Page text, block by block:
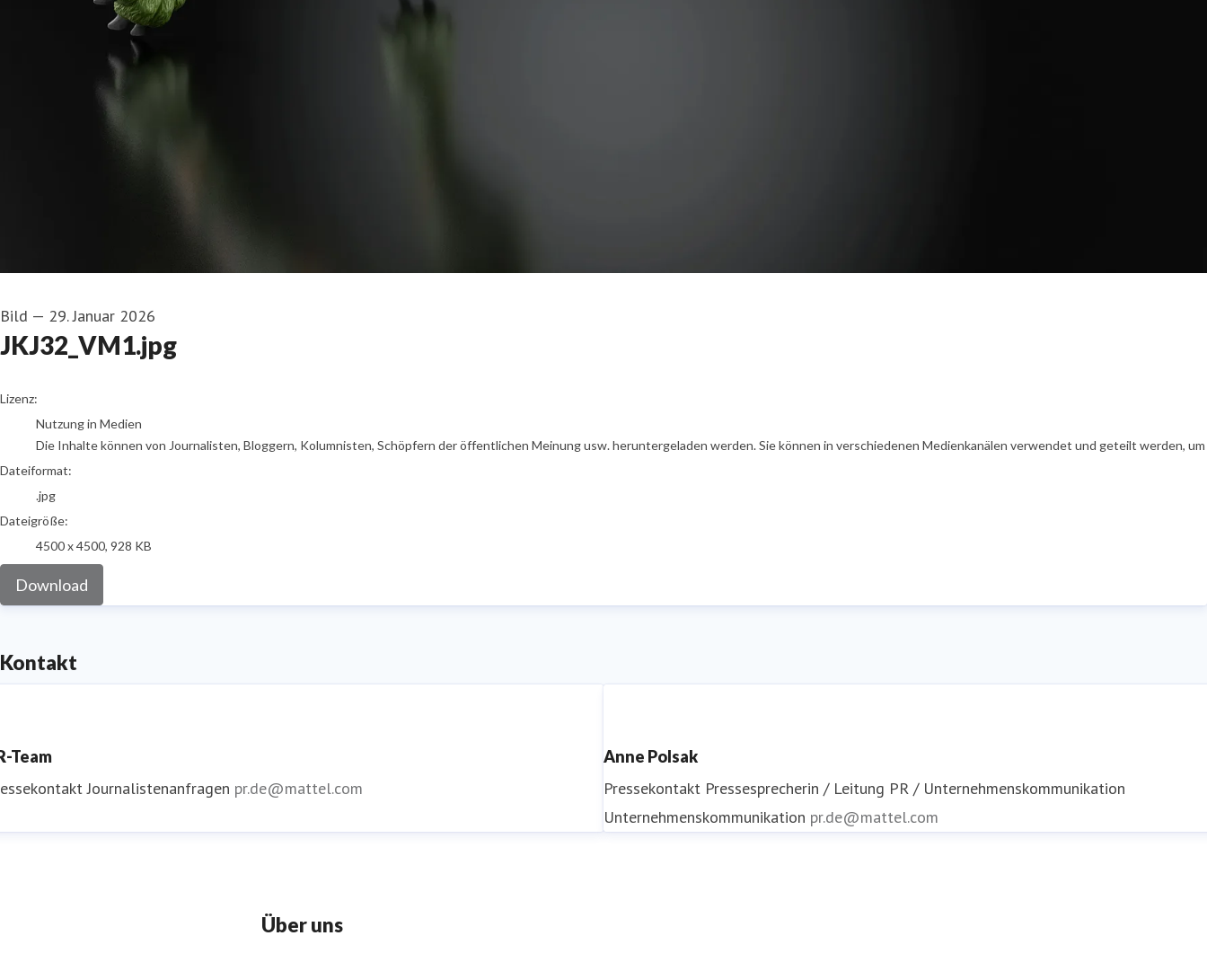
Bild — 29. Januar 2026
JKJ32_VM1.jpg
go to media item
Lizenz:
Nutzung in Medien
Die Inhalte können von Journalisten, Bloggern, Kolumnisten, Schöpfern der öffentlichen Meinung usw. heruntergeladen werden. Sie können in verschiedenen Medienkanälen verwendet und geteilt
Dateiformat:
.jpg
Dateigröße:
4500 x 4500, 928 KB
Download
Kontakt
Team
Journalistenanfragen pr.de@mattel.com
Anne Polsak
Pressekontakt Pressesprecherin / Leitung PR / Unternehmenskommunikation
Unternehmenskommunikation pr.de@mattel.com
Über uns